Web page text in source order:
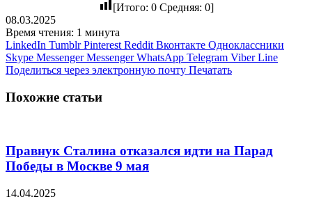
[Итого: 0Средняя: 0]
08.03.2025
Время чтения: 1 минута
LinkedIn Tumblr Pinterest Reddit Вконтакте Одноклассники
Skype Messenger Messenger WhatsApp Telegram Viber Line
Поделиться через электронную почту Печатать
Похожие статьи
Правнук Сталина отказался идти на Парад
Победы в Москве 9 мая
14.04.2025